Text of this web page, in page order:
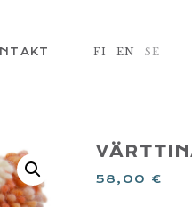
FI EN SE
58,00 €